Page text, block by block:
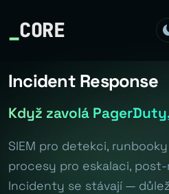
_CORE
Incident Response
Když zavolá
SIEM pro detekci,
procesy pro eskalaci,
Incidenty se stávají —